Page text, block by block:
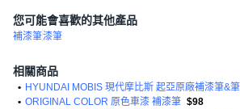
您可能會喜歡的其他產品
補漆筆漆筆
相關商品
•
• ORIGINAL COLOR 原色車漆 補漆筆 $98